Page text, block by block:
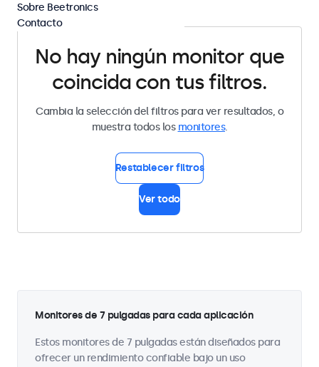
No hay ningún monitor que
coincida con tus filtros.
Cambia la selección del filtros para ver resultados, o
muestra todos los monitores.
Restablecer filtros
Ver todo
Monitores de 7 pulgadas para cada aplicación
Estos monitores de 7 pulgadas están diseñados para
ofrecer un rendimiento confiable bajo un uso
Sobre Beetronics
Contacto